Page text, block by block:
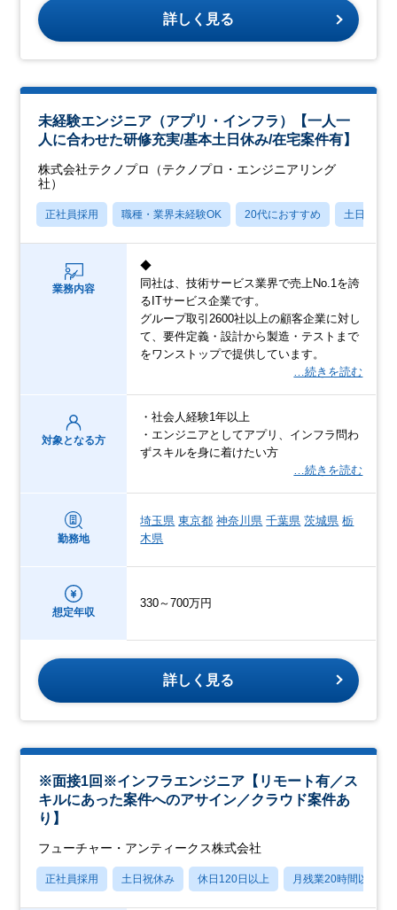
詳しく見る
未経験エンジニア（アプリ・インフラ）【一人一
人に合わせた研修充実/基本土日休み/在宅案件有】
株式会社テクノプロ（テクノプロ・エンジニアリング
社）
正社員採用 職種・業界未経験OK 20代におすすめ 土日祝休み
業務内容
◆
同社は、技術サービス業界で売上No.1を誇
るITサービス企業です。
グループ取引2600社以上の顧客企業に対し
て、要件定義・設計から製造・テストまで
をワンストップで提供しています。
…続きを読む
対象となる方
・社会人経験1年以上
・エンジニアとしてアプリ、インフラ問わ
ずスキルを身に着けたい方
…続きを読む
勤務地
埼玉県 東京都 神奈川県 千葉県 茨城県 栃
木県
想定年収
330～700万円
詳しく見る
※面接1回※インフラエンジニア【リモート有／ス
キルにあった案件へのアサイン／クラウド案件あ
り】
フューチャー・アンティークス株式会社
正社員採用 土日祝休み 休日120日以上 月残業20時間以内